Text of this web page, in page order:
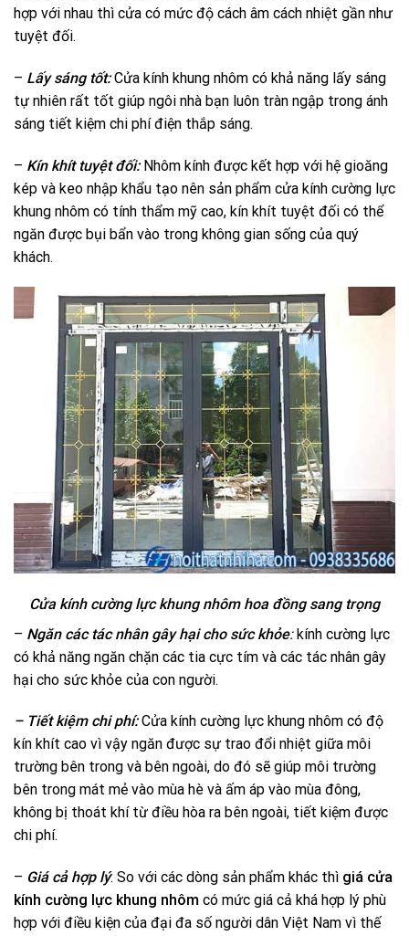
hợp với nhau thì cửa có mức độ cách âm cách nhiệt gần như
tuyệt đối.
– Lấy sáng tốt:Cửa kính khung nhôm có khả năng lấy sáng
tự nhiên rất tốt giúp ngôi nhà bạn luôn tràn ngập trong ánh
sáng tiết kiệm chi phí điện thắp sáng.
– Kín khít tuyệt đối:Nhôm kính được kết hợp với hệ gioăng
kép và keo nhập khẩu tạo nên sản phẩm cửa kính cường lực
khung nhôm có tính thẩm mỹ cao, kín khít tuyệt đối có thể
ngăn được bụi bẩn vào trong không gian sống của quý
khách.
Cửa kính cường lực khung nhôm hoa đồng sang trọng
– Ngăn các tác nhân gây hại cho sức khỏe:kính cường lực
có khả năng ngăn chặn các tia cực tím và các tác nhân gây
hại cho sức khỏe của con người.
– Tiết kiệm chi phí:Cửa kính cường lực khung nhôm có độ
kín khít cao vì vậy ngăn được sự trao đổi nhiệt giữa môi
trường bên trong và bên ngoài, do đó sẽ giúp môi trường
bên trong mát mẻ vào mùa hè và ấm áp vào mùa đông,
không bị thoát khí từ điều hòa ra bên ngoài, tiết kiệm được
chi phí.
– Giá cả hợp lý: So với các dòng sản phẩm khác thì giá cửa
kính cường lực khung nhôm có mức giá cả khá hợp lý phù
hợp với điều kiện của đại đa số người dân Việt Nam vì thế